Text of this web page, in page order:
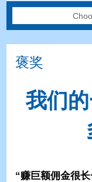
褒奖
我们
“赚巨额佣金很